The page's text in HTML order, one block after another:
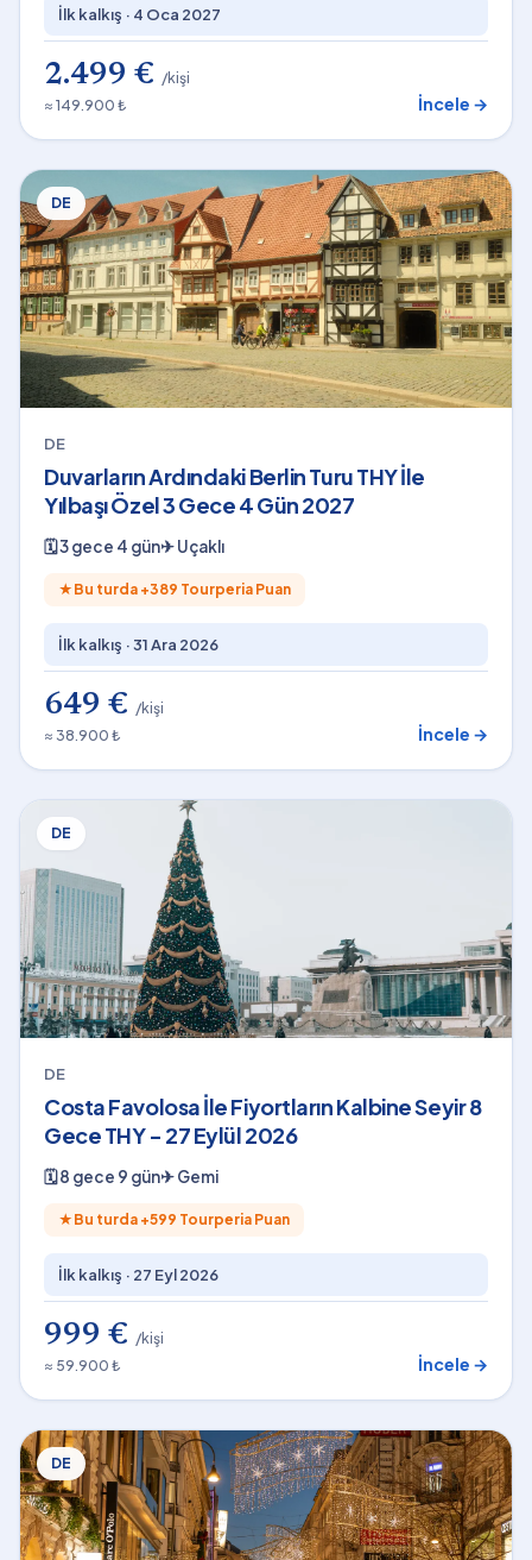
İlk kalkış · 4 Oca 2027
2.499 € /kişi
≈ 149.900 ₺
İncele →
DE
DE
Duvarların Ardındaki Berlin Turu THY İle
Yılbaşı Özel 3 Gece 4 Gün 2027
🗓3 gece 4 gün✈Uçaklı
★ Bu turda +389 Tourperia Puan
İlk kalkış ·31 Ara 2026
649 € /kişi
≈ 38.900 ₺
İncele →
DE
DE
Costa Favolosa İle Fiyortların Kalbine Seyir 8
Gece THY - 27 Eylül 2026
🗓8 gece 9 gün✈Gemi
★ Bu turda +599 Tourperia Puan
İlk kalkış · 27 Eyl 2026
999 € /kişi
≈ 59.900 ₺
İncele →
DE